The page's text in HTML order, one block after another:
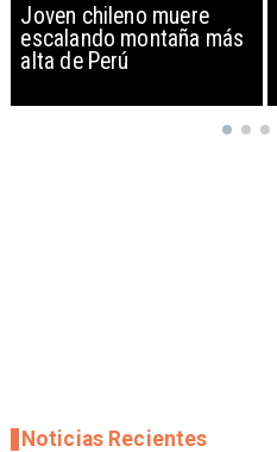
Brasil reduce contacto
diplomático con
Argentina por dichos de
Noticias Recientes